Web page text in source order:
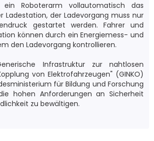
Roboterarm vollautomatisch das
Ladestation, der Ladevorgang muss nur
gestartet werden. Fahrer und
können durch ein Energiemess- und
den Ladevorgang kontrollieren.
Infrastruktur zur nahtlosen
von Elektrofahrzeugen" (GINKO)
für Bildung und Forschung
hohen Anforderungen an Sicherheit
zu bewältigen.